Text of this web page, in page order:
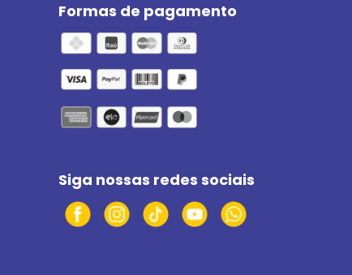
Formas de pagamento
Siga nossas redes sociais